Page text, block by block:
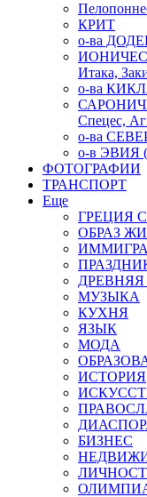
КРИТ
о-ва
Итака,
о-ва
Спецес,
о-ва
о-в ЭВИЯ
ФОТОГРАФИИ
ТРАНСПОРТ
Еще
ГРЕЦИЯ
ОБРАЗ
МУЗЫКА
КУХНЯ
ЯЗЫК
МОДА
ИСТОРИЯ
БИЗНЕС